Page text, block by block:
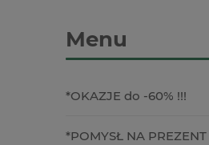
Menu
*OKAZJE do -60% !!!
*POMYSŁ NA PREZENT